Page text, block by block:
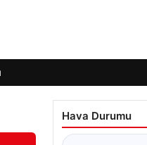
Hava Durumu